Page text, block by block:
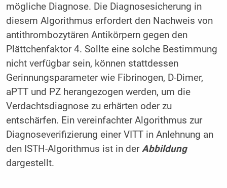
mögliche Diagnose. Die Diagnosesicherung in
diesem Algorithmus erfordert den Nachweis von
antithrombozytären Antikörpern gegen den
Plättchenfaktor 4. Sollte eine solche Bestimmung
nicht verfügbar sein, können stattdessen
Gerinnungsparameter wie Fibrinogen, D-Dimer,
aPTT und PZ herangezogen werden, um die
Verdachtsdiagnose zu erhärten oder zu
entschärfen. Ein vereinfachter Algorithmus zur
Diagnoseverifizierung einer VITT in Anlehnung an
den ISTH-Algorithmus ist in derAbbildung
dargestellt.